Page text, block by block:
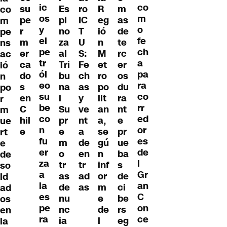
co
m
pe
ns
ac
ió
n
po
r
m
ue
rt
e
de
so
ld
ad
os
en
la
su
pe
r
m
er
ca
do
s
en
C
hil
e
ic
os
y
el
pe
tr
ól
eo
su
be
co
n
fu
er
za
a
la
es
pe
ra
Es
pi
no
za
al
Tri
bu
na
l
Su
pr
e
m
o
tr
as
de
nu
nc
ia
ro
IC
T
U
S:
Fe
ch
as
y
ve
nt
a
de
en
tr
ad
as
R
eg
ió
n
M
et
ro
po
lit
an
a,
se
gú
n
inf
or
m
e
de
l
m
as
de
te
rc
er
os
du
ra
nt
e
pr
ue
ba
s
de
ci
be
rs
eg
co
m
o
fe
ch
a
pa
ra
co
rr
ed
or
es
de
l
Gr
an
C
on
ce